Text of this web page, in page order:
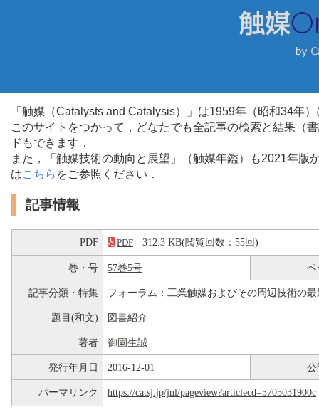
「触媒（Catalysts and Catalysis）」は1959年（昭和34年
このサイトをつかって，どなたでも全記事の検索と結果（
ドもできます．
また，「触媒技術の動向と展望」（触媒年鑑）も2021年
はこちら をご参照ください．
記事情報
PDF PDF 312.3 KB(閲覧回数：55回)
巻・号 57巻5号 ペ
記事分類・特集 フォーラム：工業触媒およびその周辺技術の
題目(和文) 図書紹介
著者 御園生誠
発行年月日 2016-12-01 公
パーマリンク https://catsj.jp/jnl/pageview?articlecd=5705031900c